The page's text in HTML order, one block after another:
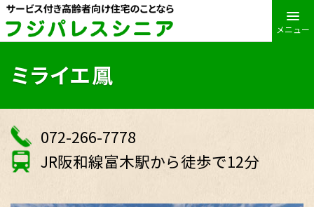
メニュー
ミライエ鳳
072-266-7778
JR阪和線富木駅から徒歩で12分